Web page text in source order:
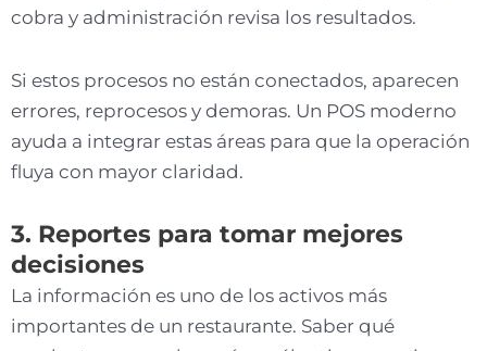
cobra y administración revisa los resultados.
Si estos procesos no están conectados, aparecen
errores, reprocesos y demoras. Un POS moderno
ayuda a integrar estas áreas para que la operación
fluya con mayor claridad.
3. Reportes para tomar mejores
decisiones
La información es uno de los activos más
importantes de un restaurante. Saber qué